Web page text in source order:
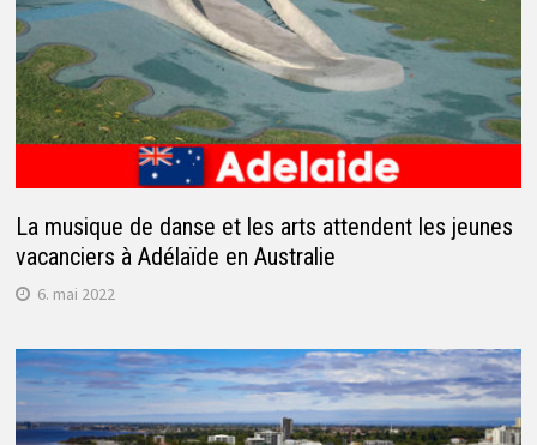
La musique de danse et les arts attendent les jeunes
vacanciers à Adélaïde en Australie
6. mai 2022